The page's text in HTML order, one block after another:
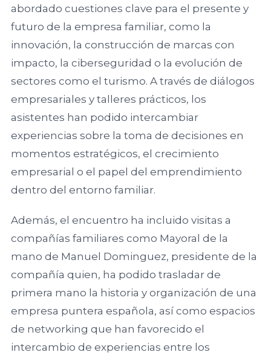
Ciencias
Económicas y
Empresariales,
Universidad de
Alicante
Facultad de
Economía,
Universidad de
Valencia
les Illes
Balears
Facultad de
Economía y
Empresa,
Universidad de
Salamanca
Asociación
Valenciana de
Empresarios
AVE
Asociación de
la Empresa
Familiar de
Canarias EFCA
abordado cuestiones clave para el presente y
futuro de la empresa familiar, como la
innovación, la construcción de marcas con
impacto, la ciberseguridad o la evolución de
sectores como el turismo. A través de diálogos
empresariales y talleres prácticos, los
asistentes han podido intercambiar
experiencias sobre la toma de decisiones en
momentos estratégicos, el crecimiento
empresarial o el papel del emprendimiento
dentro del entorno familiar.
Además, el encuentro ha incluido visitas a
compañías familiares como Mayoral de la
mano de Manuel Dominguez, presidente de la
compañía quien, ha podido trasladar de
primera mano la historia y organización de una
empresa puntera española, así como espacios
de networking que han favorecido el
intercambio de experiencias entre los